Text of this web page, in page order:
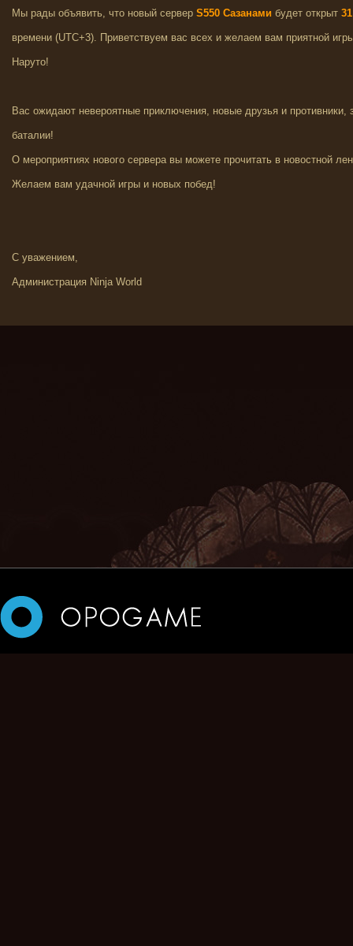
Мы рады объявить, что новый сервер S550 Сазанами будет открыт 31
времени (UTC+3). Приветствуем вас всех и желаем вам приятной
Наруто!
Вас ожидают невероятные приключения, новые друзья и
баталии!
О мероприятиях нового сервера вы можете прочитать в новостной
Желаем вам удачной игры и новых побед!
С уважением,
Администрация Ninja World